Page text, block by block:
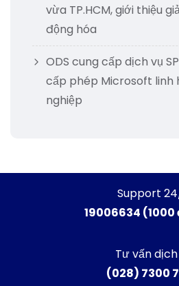
vừa TP.HCM, giới thiệu
động hóa
ODS cung cấp dịch vụ
cấp phép Microsoft linh
nghiệp
Support
19006634
Tư vấn
(028) 7300